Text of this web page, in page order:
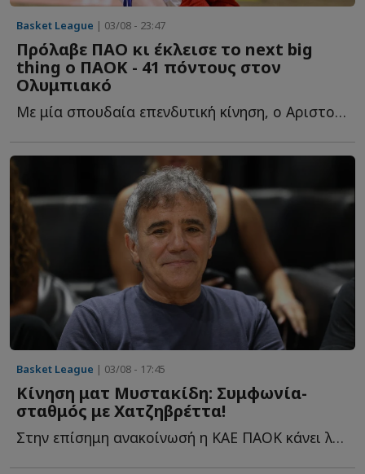
Basket League | 03/08 - 23:47
Πρόλαβε ΠΑΟ κι έκλεισε το next big
thing ο ΠΑΟΚ - 41 πόντους στον
Ολυμπιακό
Με μία σπουδαία επενδυτική κίνηση, ο Αριστοτέλης Μυστακίδης κ...
Basket League | 03/08 - 17:45
Κίνηση ματ Μυστακίδη: Συμφωνία-
σταθμός με Χατζηβρέττα!
Στην επίσημη ανακοίνωσή η ΚΑΕ ΠΑΟΚ κάνει λόγο για μία σ...